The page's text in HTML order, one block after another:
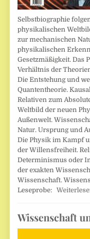
Selbstbiographie
physikalischen
zur mechanischen
physikalischen
Gesetzmäßigkeit. Das
Verhältnis der
Die Entstehung und
Quantentheorie.
Relativen zum
Weltbild der neuen
Außenwelt.
Natur. Ursprung und
Die Physik im Kampf
der Willensfreiheit.
Determinismus oder
der exakten
Wissenschaft.
Leseprobe:
Wissenschaft